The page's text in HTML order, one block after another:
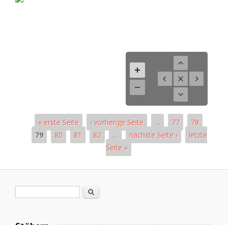
« erste Seite ‹ vorherige Seite … 77
78
79
80 81 82 … nächste Seite ›
letzte
Seite »
Search